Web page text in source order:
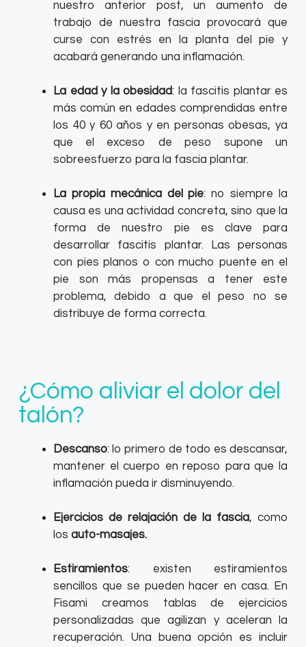
nuestro anterior post, un aumento de
trabajo de nuestra fascia provocará que
curse con estrés en la planta del pie y
acabará generando una inflamación.
La edad y la obesidad: la fascitis plantar es
más común en edades comprendidas entre
los 40 y 60 años y en personas obesas, ya
que el exceso de peso supone un
sobreesfuerzo para la fascia plantar.
La propia mecánica del pie: no siempre la
causa es una actividad concreta, sino que la
forma de nuestro pie es clave para
desarrollar fascitis plantar. Las personas
con pies planos o con mucho puente en el
pie son más propensas a tener este
problema, debido a que el peso no se
distribuye de forma correcta.
¿Cómo aliviar el dolor del
talón?
Descanso: lo primero de todo es descansar,
mantener el cuerpo en reposo para que la
inflamación pueda ir disminuyendo.
Ejercicios de relajación de la fascia, como
los auto-masajes.
Estiramientos: existen estiramientos
sencillos que se pueden hacer en casa.
En
Fisami creamos tablas de ejercicios
personalizadas que agilizan y aceleran la
recuperación. Una buena opción es incluir